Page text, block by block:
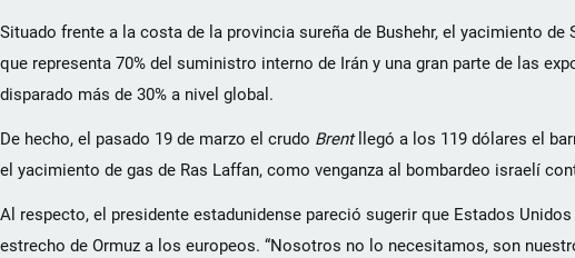
Situado frente a la costa de la provincia sureña de Bushehr, el yacimiento
que representa 70% del suministro interno de Irán y una gran parte de las
disparado más de 30% a nivel global.
De hecho, el pasado 19 de marzo el crudo Brentllegó a los 119 dólares el
el yacimiento de gas de Ras Laffan, como venganza al bombardeo israelí
Al respecto, el presidente estadunidense pareció sugerir que Estados
estrecho de Ormuz a los europeos. “Nosotros no lo necesitamos, son